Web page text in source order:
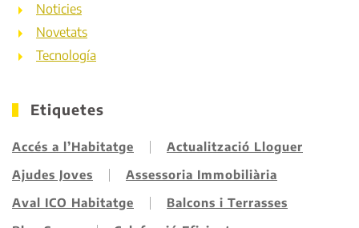
Noticies
Novetats
Tecnología
Etiquetes
Accés a l’Habitatge
Actualització Lloguer
Ajudes Joves
Assessoria Immobiliària
Aval ICO Habitatge
Balcons i Terrasses